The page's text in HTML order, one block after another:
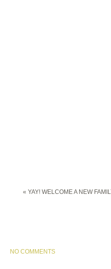
« YAY! WELCOME A NEW
NO COMMENTS